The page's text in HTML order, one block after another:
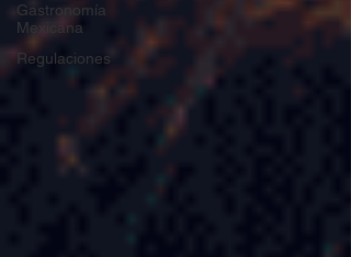
Gastronomía
Mexicana
Regulaciones